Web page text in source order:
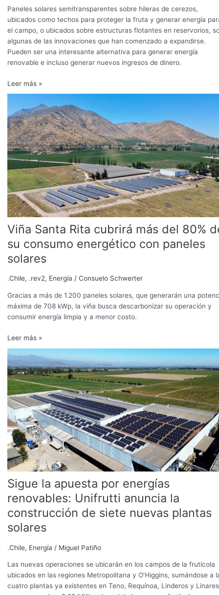
Paneles solares semitransparentes sobre hileras de cerezos,
ubicados como techos para proteger la fruta y generar energía
el campo, o ubicados sobre estructuras flotantes en reservorios,
algunas de las innovaciones que han comenzado a expandirse.
Pueden ser una interesante alternativa para generar energía
renovable e incluso generar nuevos ingresos de dinero.
Leer más »
Viña Santa Rita cubrirá más del 80%
su consumo energético con paneles
solares
.Chile, .rev2, Energía / Consuelo Schwerter
Gracias a más de 1.200 paneles solares, que generarán una
máxima de 708 kWp, la viña busca descarbonizar su operación y
consumir energía limpia y a menor costo.
Santa
Rita
cubrirá
más
del
80%
de
su
consumo
energético
con
paneles
Leer más »
Sigue la apuesta por energías
renovables: Unifrutti anuncia la
construcción de siete nuevas plantas
solares
.Chile, Energía / Miguel Patiño
Las nuevas operaciones se ubicarán en los campos de la frutícola
ubicados en las regiones Metropolitana y O’Higgins, sumándose a
cuatro plantas ya existentes en Teno, Requínoa, Linderos y
Sigue
la
apuesta
por
energías
renovables:
Unifrutti anuncia
la
construcción
de
siete
nuevas
plantas
solares